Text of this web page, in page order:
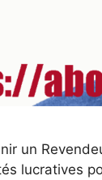
un
lucratives